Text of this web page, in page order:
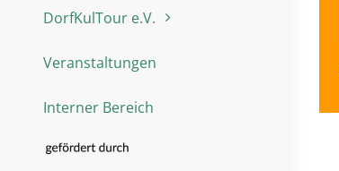
DorfKulTour e.V.
Veranstaltungen
Interner Bereich